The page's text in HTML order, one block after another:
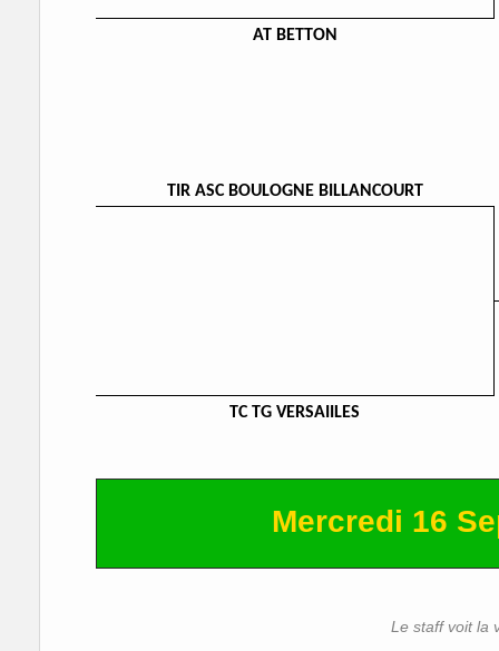
AT BETTON
TIR ASC BOULOGNE BILLANCOURT
TC TG VERSAIILES
Mercredi 16
Le staff voit la